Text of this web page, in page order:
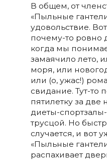
В общем, от
«Пыльные
удовольствие.
почему-то ровно
когда мы
замаячило лето,
моря, или
или (о, ужас!)
свидание. Тут-то
пятилетку за две
диеты-
трусцой. Но
случается, и вот
«Пыльные
распахивает